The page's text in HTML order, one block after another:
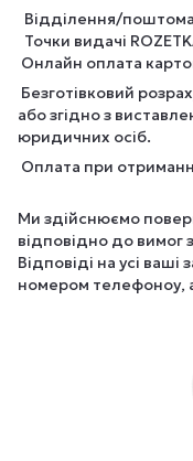
Відділення/
Точки видачі
Онлайн оплата
Безготівковий
або згідно з
юридичних осіб.
Оплата при
Ми здійснюємо
відповідно до вимог
Відповіді на усі
номером телефоноу,